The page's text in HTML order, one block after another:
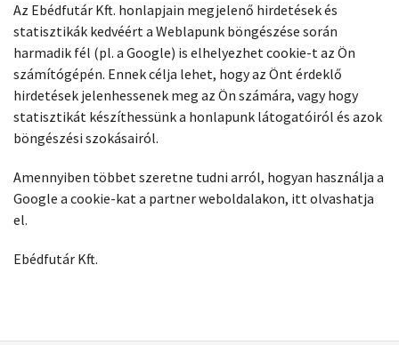
Az Ebédfutár Kft. honlapjain megjelenő hirdetések és
statisztikák kedvéért a Weblapunk böngészése során
harmadik fél (pl. a Google) is elhelyezhet cookie-t az Ön
számítógépén. Ennek célja lehet, hogy az Önt érdeklő
hirdetések jelenhessenek meg az Ön számára, vagy hogy
statisztikát készíthessünk a honlapunk látogatóiról és azok
böngészési szokásairól.
Amennyiben többet szeretne tudni arról, hogyan használja a
Google a cookie-kat a partner weboldalakon, itt olvashatja
el.
Ebédfutár Kft.